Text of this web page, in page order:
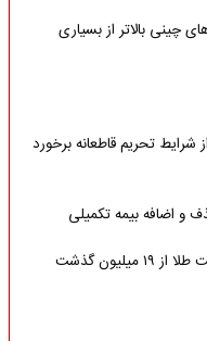
چینی بالاتر از بسیاری
شرایط تحریم قاطعانه برخورد
و اضافه بیمه تکمیلی